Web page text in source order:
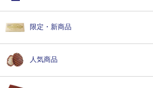
限定・新商品
人気商品